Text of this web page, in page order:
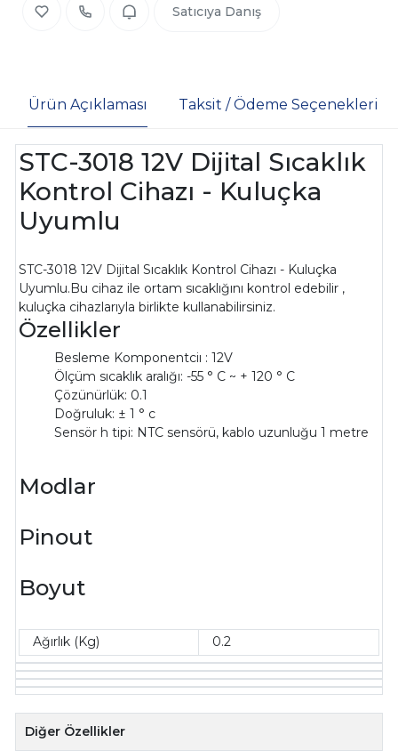
Satıcıya Danış
Ürün Açıklaması Taksit / Ödeme Seçenekleri
STC-3018 12V Dijital Sıcaklık
Kontrol Cihazı - Kuluçka
Uyumlu
STC-3018 12V Dijital Sıcaklık Kontrol Cihazı - Kuluçka
Uyumlu.Bu cihaz ile ortam sıcaklığını kontrol edebilir ,
kuluçka cihazlarıyla birlikte kullanabilirsiniz.
Özellikler
Besleme Komponentciı : 12V
Ölçüm sıcaklık aralığı: -55 ° C ~ + 120 ° C
Çözünürlük: 0.1
Doğruluk: ± 1 ° c
Sensör h tipi: NTC sensörü, kablo uzunluğu 1 metre
Modlar
Pinout
Boyut
Ağırlık (Kg) 0.2
Diğer Özellikler